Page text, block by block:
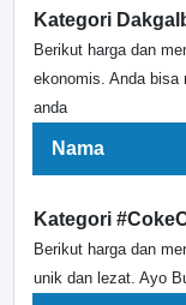
Kategori
Berikut harga dan
ekonomis. Anda bisa
anda
Nama
Kategori
Berikut harga dan
unik dan lezat. Ayo